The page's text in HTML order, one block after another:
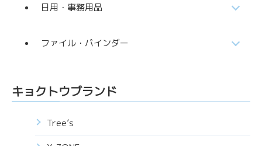
日用・事務用品
ファイル・バインダー
キョクトウブランド
Tree’s